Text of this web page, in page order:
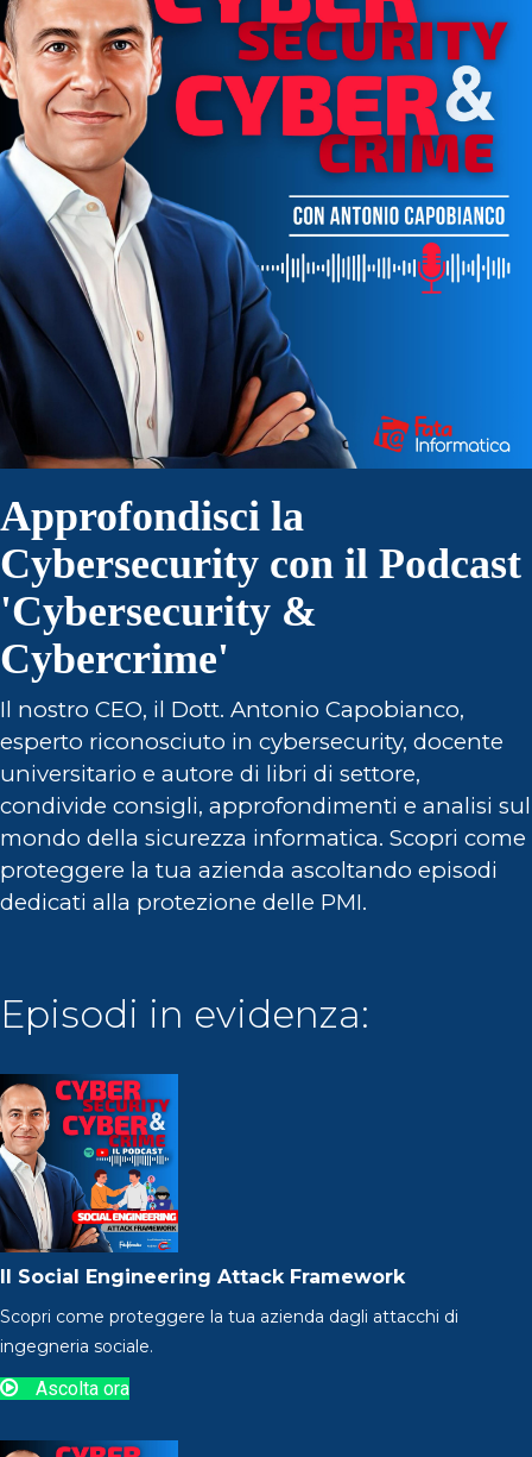
Approfondisci la
Cybersecurity con il Podcast
'Cybersecurity &
Cybercrime'
Il nostro CEO, il Dott. Antonio Capobianco,
esperto riconosciuto in cybersecurity, docente
universitario e autore di libri di settore,
condivide consigli, approfondimenti e analisi sul
mondo della sicurezza informatica. Scopri come
proteggere la tua azienda ascoltando episodi
dedicati alla protezione delle PMI.
Episodi in evidenza:
Il Social Engineering Attack Framework
Scopri come proteggere la tua azienda dagli attacchi di
ingegneria sociale.
Ascolta ora